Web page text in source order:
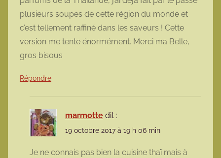
plusieurs soupes de cette région du monde et
c’est tellement raffiné dans les saveurs ! Cette
version me tente énormément. Merci ma Belle,
gros bisous
Répondre
marmotte dit :
19 octobre 2017 à 19 h 06 min
Je ne connais pas bien la cuisine thaï mais à